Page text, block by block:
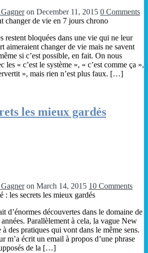
on December 11, 2015 0 Comments
restent bloquées dans une vie qui ne leur
aimeraient changer de vie mais ne savent
si c’est possible, en fait. On nous
les « c’est le système », « c’est comme ça »,
», mais rien n’est plus faux. […]
les mieux gardés
on March 14, 2015 10 Comments
d’énormes découvertes dans le domaine de
Parallèlement à cela, la vague New
des pratiques qui vont dans le même sens.
m’a écrit un email à propos d’une phrase
de la […]